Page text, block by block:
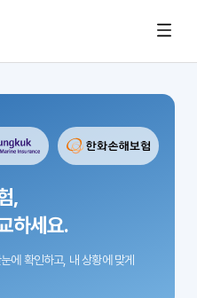
,
하세요.
에 확인하고, 내 상황에 맞게